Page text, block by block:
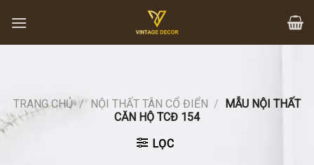
content
TRANG CHỦ / NỘI THẤT TÂN CỔ ĐIỂN / MẪU NỘI THẤT
CĂN HỘ TCĐ 154
LỌC